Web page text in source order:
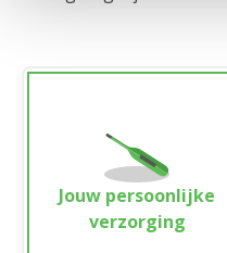
Jouw persoonlijke
verzorging